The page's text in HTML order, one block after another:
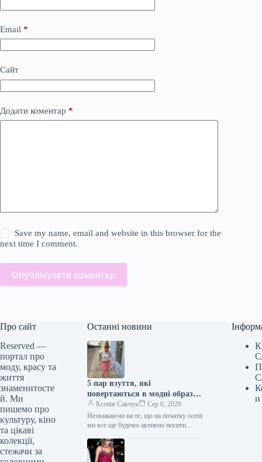
Email *
Сайт
Додати коментар *
Save my name, email and website in this browser for the
next time I comment.
Опублікувати коментар
Про сайт
Reserved —
портал про
моду, красу та
життя
знаменитосте
й. Ми
пишемо про
культуру, кіно
та цікаві
колекції,
стежачи за
Останні новини
5 пар взуття, які
повертаються в модні образи
з приходом осені
Ксенія Савчук
Сер 6, 2026
Незважаючи на те, що на початку осені
ми все ще будемо активно носити
матимемо…
и